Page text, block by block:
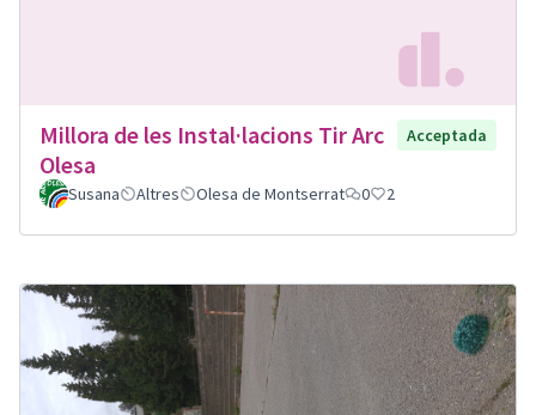
Millora de les Instal·lacions Tir Arc
Olesa
Acceptada
Susana Altres Olesa de Montserrat 0 2